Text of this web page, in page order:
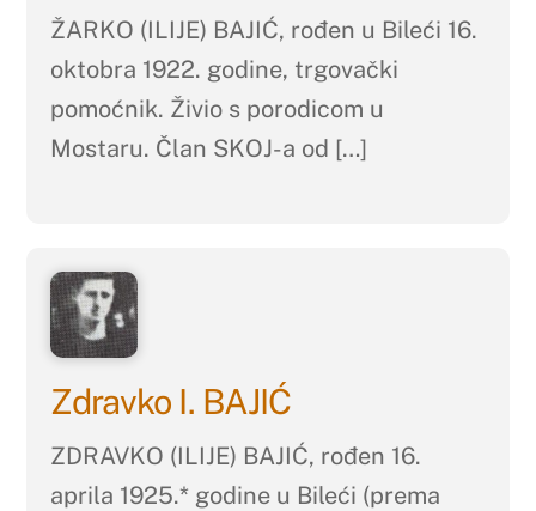
ŽARKO (ILIJE) BAJIĆ, rođen u Bileći 16.
oktobra 1922. godine, trgovački
pomoćnik. Živio s porodicom u
Mostaru. Član SKOJ-a od […]
Zdravko I. BAJIĆ
ZDRAVKO (ILIJE) BAJIĆ, rođen 16.
aprila 1925.* godine u Bileći (prema